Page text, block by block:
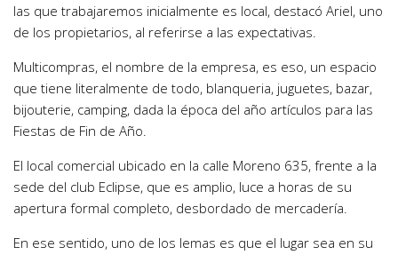
las que trabajaremos inicialmente es local, destacó Ariel, uno
de los propietarios, al referirse a las expectativas.
Multicompras, el nombre de la empresa, es eso, un espacio
que tiene literalmente de todo, blanqueria, juguetes, bazar,
bijouterie, camping, dada la época del año artículos para las
Fiestas de Fin de Año.
El local comercial ubicado en la calle Moreno 635, frente a la
sede del club Eclipse, que es amplio, luce a horas de su
apertura formal completo, desbordado de mercadería.
En ese sentido, uno de los lemas es que el lugar sea en su